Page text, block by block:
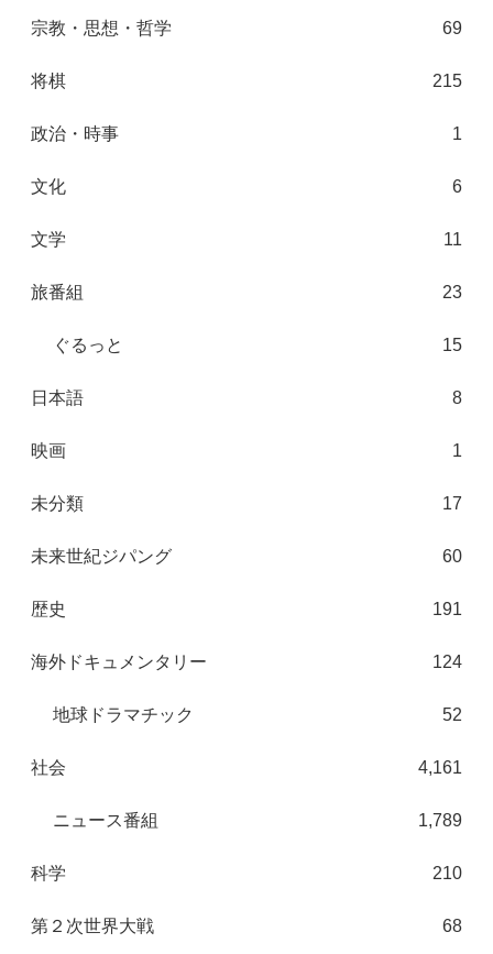
宗教・思想・哲学 69
将棋 215
政治・時事 1
文化 6
文学 11
旅番組 23
ぐるっと 15
日本語 8
映画 1
未分類 17
未来世紀ジパング 60
歴史 191
海外ドキュメンタリー 124
地球ドラマチック 52
社会 4,161
ニュース番組 1,789
科学 210
第２次世界大戦 68